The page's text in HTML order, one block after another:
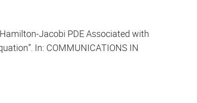
Jacobi PDE Associated with
In: COMMUNICATIONS IN